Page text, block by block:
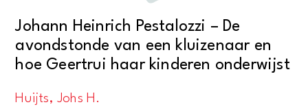
Johann Heinrich Pestalozzi – De
avondstonde van een kluizenaar en
hoe Geertrui haar kinderen onderwijst
Huijts, Johs H.